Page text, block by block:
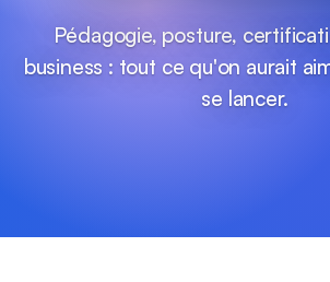
Pédagogie, posture,
business : tout ce qu'on aurait
se lancer.